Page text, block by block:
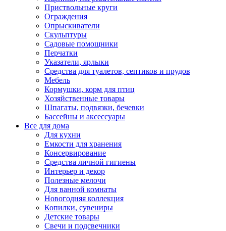
Приствольные круги
Ограждения
Опрыскиватели
Скульптуры
Садовые помощники
Перчатки
Указатели, ярлыки
Средства для туалетов, септиков и прудов
Мебель
Кормушки, корм для птиц
Хозяйственные товары
Шпагаты, подвязки, бечевки
Бассейны и аксессуары
Все для дома
Для кухни
Емкости для хранения
Консервирование
Средства личной гигиены
Интерьер и декор
Полезные мелочи
Для ванной комнаты
Новогодняя коллекция
Копилки, сувениры
Детские товары
Свечи и подсвечники